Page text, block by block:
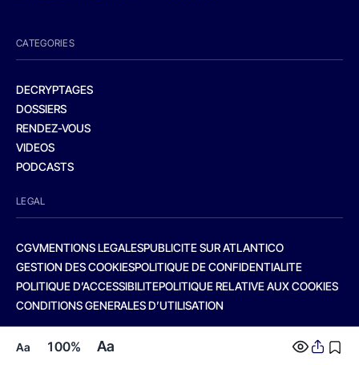
Aa 100% Aa
CATEGORIES
DECRYPTAGES
DOSSIERS
RENDEZ-VOUS
VIDEOS
PODCASTS
LEGAL
CGVMENTIONS LEGALESPUBLICITE SUR ATLANTICO
GESTION DES COOKIESPOLITIQUE DE CONFIDENTIALITE
POLITIQUE D’ACCESSIBILITEPOLITIQUE RELATIVE AUX COOKIES
CONDITIONS GENERALES D’UTILISATION